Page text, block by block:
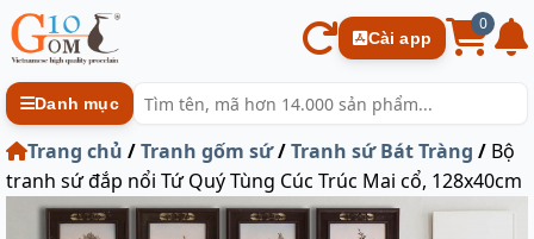
Cài app
0
Danh mục
Trang chủ /Tranh gốm sứ/Tranh sứ Bát Tràng / Bộ
tranh sứ đắp nổi Tứ Quý Tùng Cúc Trúc Mai cổ, 128x40cm